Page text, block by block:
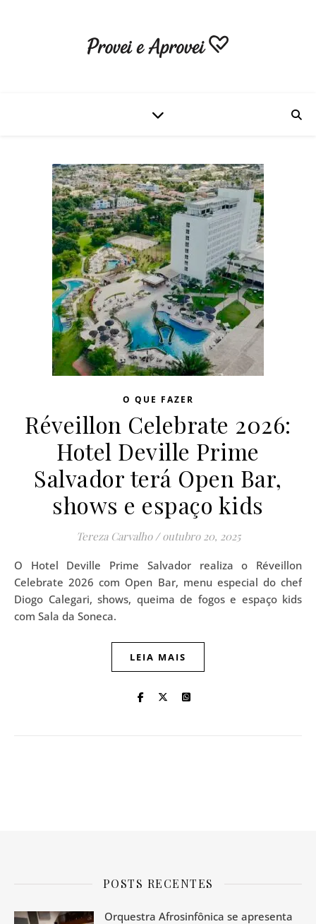
O QUE FAZER
Réveillon Celebrate 2026:
Hotel Deville Prime
Salvador terá Open Bar,
shows e espaço kids
Tereza Carvalho / outubro 20, 2025
O Hotel Deville Prime Salvador realiza o Réveillon
Celebrate 2026 com Open Bar, menu especial do chef
Diogo Calegari, shows, queima de fogos e espaço kids
com Sala da Soneca.
LEIA MAIS
POSTS RECENTES
Orquestra Afrosinfônica se apresenta